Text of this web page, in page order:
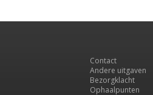
Contact
Andere uitgaven
Bezorgklacht
Ophaalpunten